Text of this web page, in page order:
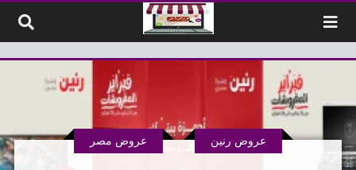
عروض رنين عروض مصر